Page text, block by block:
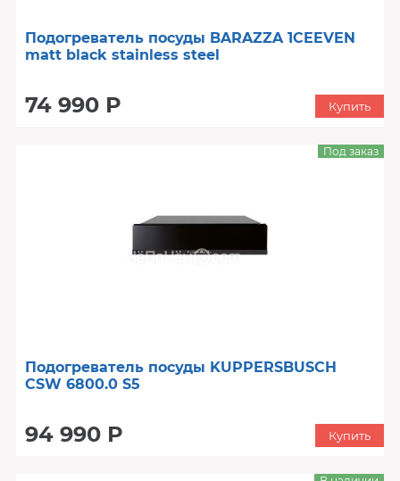
Подогреватель посуды BARAZZA 1CEEVEN
matt black stainless steel
74 990 Р Купить
Подогреватель посуды KUPPERSBUSCH
CSW 6800.0 S5
94 990 Р
Под заказ
Купить